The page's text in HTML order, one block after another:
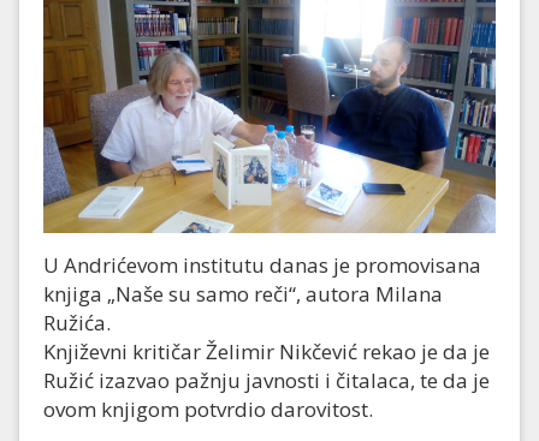
U Andrićevom institutu danas je promovisana
knjiga „Naše su samo reči“, autora Milana
Ružića.
Književni kritičar Želimir Nikčević rekao je da je
Ružić izazvao pažnju javnosti i čitalaca, te da je
ovom knjigom potvrdio darovitost.